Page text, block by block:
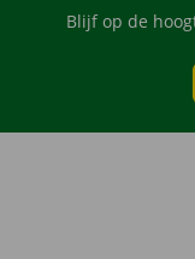
Blijf op de